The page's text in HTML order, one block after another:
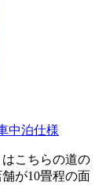
中泊仕様
はこちらの道の
が10畳程の面